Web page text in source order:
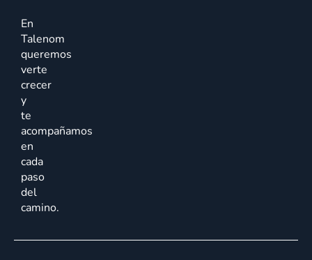
En
Talenom
queremos
verte
crecer
y
te
acompañamos
en
cada
paso
del
camino.